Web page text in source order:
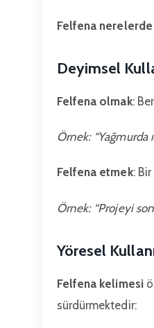
Felfena nerelerde
Deyimsel
Felfena olmak:
Örnek: “Yağmurda
Felfena etmek:
Örnek: “Projeyi
Yöresel
Felfena kelimesi
sürdürmektedir: